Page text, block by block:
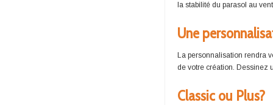
la stabilité du parasol au
Une
La personnalisation rendra
de votre création. Dessinez
Classic ou Plus?